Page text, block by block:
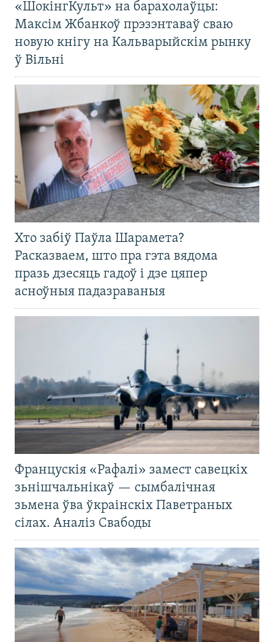
«ШокінгКульт» на барахолаўцы:
Максім Жбанкоў прэзэнтаваў сваю
новую кнігу на Кальварыйскім рынку
ў Вільні
Хто забіў Паўла Шарамета?
Расказваем, што пра гэта вядома
празь дзесяць гадоў і дзе цяпер
асноўныя падазраваныя
Францускія «Рафалі» замест савецкіх
зьнішчальнікаў — сымбалічная
зьмена ўва ўкраінскіх Паветраных
сілах. Аналіз Свабоды